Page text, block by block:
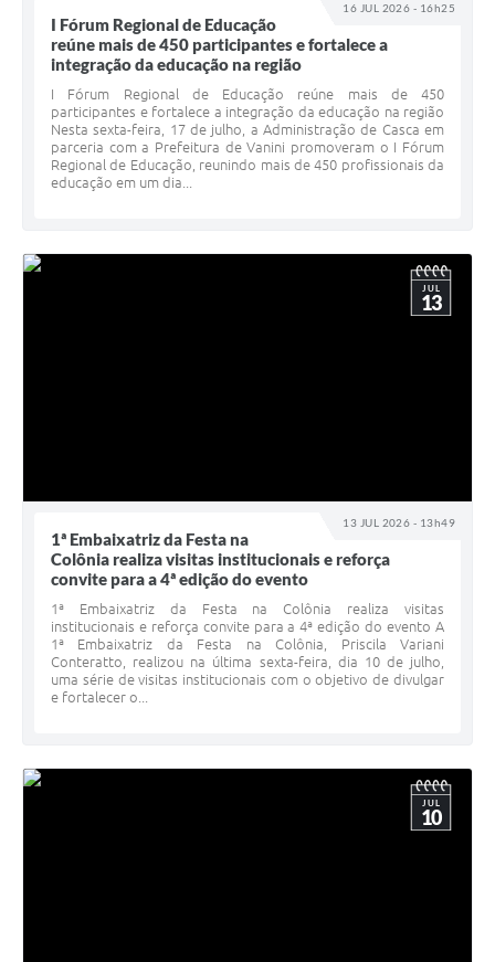
16 JUL 2026 - 16h25
I Fórum Regional de Educação
reúne mais de 450 participantes e fortalece a
integração da educação na região
I Fórum Regional de Educação reúne mais de 450
participantes e fortalece a integração da educação na região
Nesta sexta-feira, 17 de julho, a Administração de Casca em
parceria com a Prefeitura de Vanini promoveram o I Fórum
Regional de Educação, reunindo mais de 450 profissionais da
educação em um dia...
13 JUL 2026 - 13h49
JUL
13
1ª Embaixatriz da Festa na
Colônia realiza visitas institucionais e reforça
convite para a 4ª edição do evento
1ª Embaixatriz da Festa na Colônia realiza visitas
institucionais e reforça convite para a 4ª edição do evento A
1ª Embaixatriz da Festa na Colônia, Priscila Variani
Conteratto, realizou na última sexta-feira, dia 10 de julho,
uma série de visitas institucionais com o objetivo de divulgar
e fortalecer o...
JUL
10